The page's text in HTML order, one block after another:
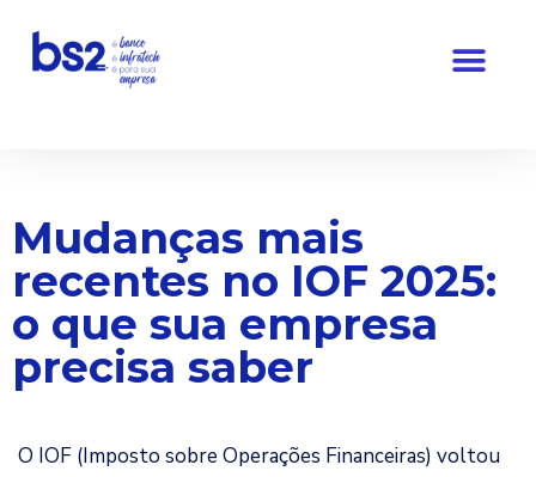
Pular
Mudanças mais
recentes no IOF 2025:
o que sua empresa
precisa saber
O IOF (Imposto sobre Operações Financeiras) voltou